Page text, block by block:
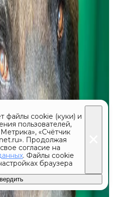
файлы cookie (куки) и
пользователей,
«Счётчик
Продолжая
согласие на
. Файлы cookie
браузера